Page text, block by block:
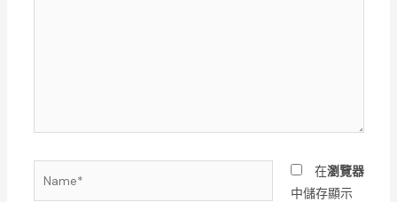
在瀏覽器
中儲存顯示